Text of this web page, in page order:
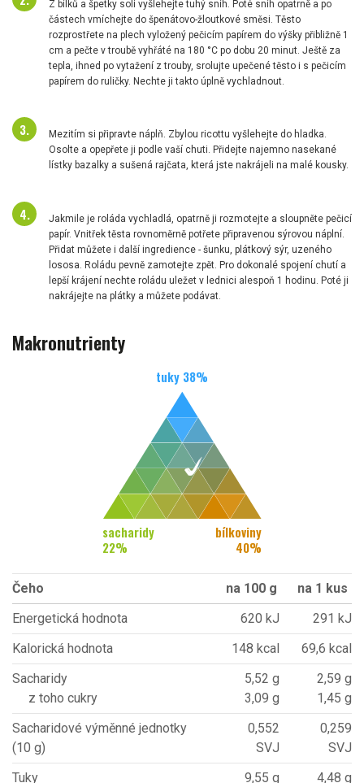
Z bílků a špetky soli vyšlehejte tuhý sníh. Poté sníh opatrně a po
částech vmíchejte do špenátovo-žloutkové směsi. Těsto
rozprostřete na plech vyložený pečicím papírem do výšky přibližně 1
cm a pečte v troubě vyhřáté na 180 °C po dobu 20 minut. Ještě za
tepla, ihned po vytažení z trouby, srolujte upečené těsto i s pečicím
papírem do ruličky. Nechte ji takto úplně vychladnout.
Mezitím si připravte náplň. Zbylou ricottu vyšlehejte do hladka.
Osolte a opepřete ji podle vaší chuti. Přidejte najemno nasekané
lístky bazalky a sušená rajčata, která jste nakrájeli na malé kousky.
Jakmile je roláda vychladlá, opatrně ji rozmotejte a sloupněte pečicí
papír. Vnitřek těsta rovnoměrně potřete připravenou sýrovou náplní.
Přidat můžete i další ingredience - šunku, plátkový sýr, uzeného
lososa. Roládu pevně zamotejte zpět. Pro dokonalé spojení chutí a
lepší krájení nechte roládu uležet v lednici alespoň 1 hodinu. Poté ji
nakrájejte na plátky a můžete podávat.
Makronutrienty
tuky 38%
sacharidy
22%
bílkoviny
40%
Čeho na 100 g
na 1 kus
Energetická hodnota
620 kJ
291 kJ
Kalorická hodnota
148 kcal
69,6 kcal
Sacharidy
z toho cukry
5,52 g
3,09 g
2,59 g
1,45 g
Sacharidové výměnné jednotky
(10 g)
0,552
SVJ
0,259
SVJ
Tuky
9,55 g 4,48 g